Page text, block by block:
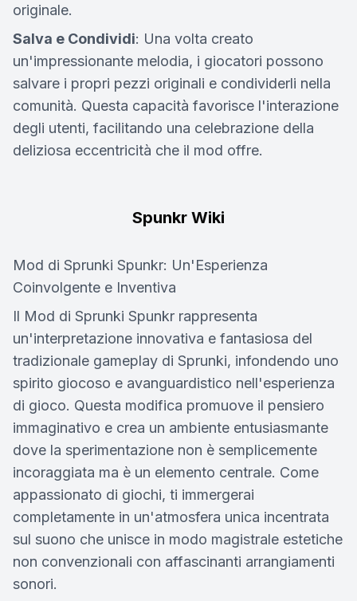
originale.
Salva e Condividi: Una volta creato
un'impressionante melodia, i giocatori possono
salvare i propri pezzi originali e condividerli nella
comunità. Questa capacità favorisce l'interazione
degli utenti, facilitando una celebrazione della
deliziosa eccentricità che il mod offre.
Spunkr Wiki
Mod di Sprunki Spunkr: Un'Esperienza
Coinvolgente e Inventiva
Il Mod di Sprunki Spunkr rappresenta
un'interpretazione innovativa e fantasiosa del
tradizionale gameplay di Sprunki, infondendo uno
spirito giocoso e avanguardistico nell'esperienza
di gioco. Questa modifica promuove il pensiero
immaginativo e crea un ambiente entusiasmante
dove la sperimentazione non è semplicemente
incoraggiata ma è un elemento centrale. Come
appassionato di giochi, ti immergerai
completamente in un'atmosfera unica incentrata
sul suono che unisce in modo magistrale estetiche
non convenzionali con affascinanti arrangiamenti
sonori.